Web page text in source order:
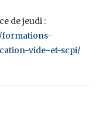
de jeudi :
vide-et-scpi/